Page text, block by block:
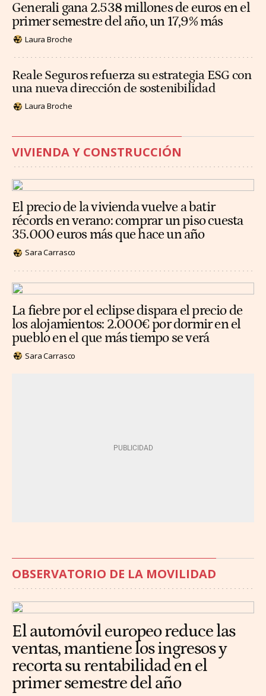
Generali gana 2.538 millones de euros en el
primer semestre del año, un 17,9% más
Laura Broche
Reale Seguros refuerza su estrategia ESG con
una nueva dirección de sostenibilidad
Laura Broche
VIVIENDA Y CONSTRUCCIÓN
El precio de la vivienda vuelve a batir
récords en verano: comprar un piso cuesta
35.000 euros más que hace un año
Sara Carrasco
La fiebre por el eclipse dispara el precio de
los alojamientos: 2.000€ por dormir en el
pueblo en el que más tiempo se verá
Sara Carrasco
OBSERVATORIO DE LA MOVILIDAD
El automóvil europeo reduce las
ventas, mantiene los ingresos y
recorta su rentabilidad en el
primer semestre del año